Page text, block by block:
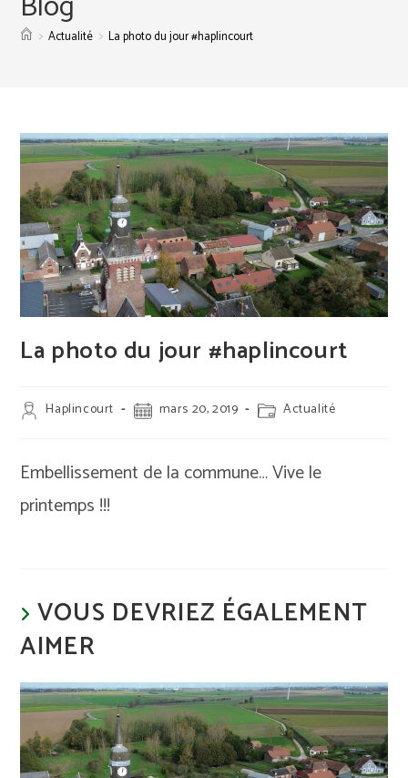
> Actualité > La photo du jour #haplincourt
La photo du jour #haplincourt
Auteur/autrice
de
Haplincourt
Publication
publiée :
mars 20, 2019
Post Actualité
Embellissement de la commune… Vive le
printemps !!!
VOUS DEVRIEZ ÉGALEMENT
AIMER